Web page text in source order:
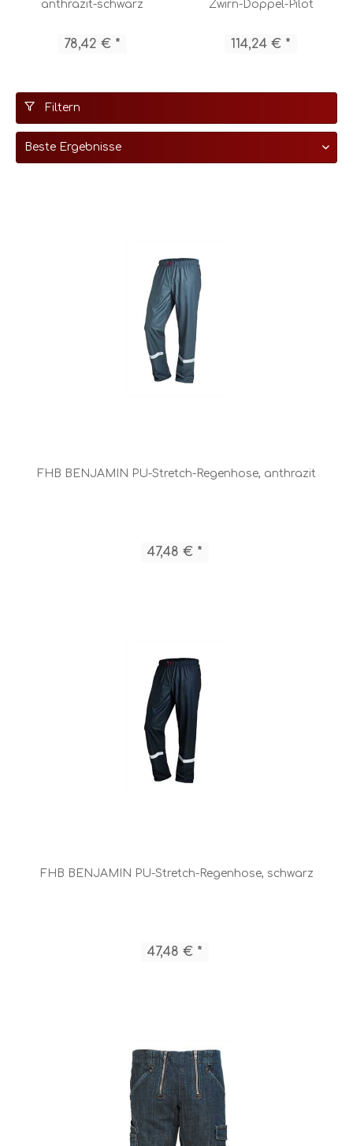
anthrazit-schwarz
78,42 € *
Zwirn-Doppel-Pilot
114,24 € *
Filtern
FHB BENJAMIN PU-Stretch-Regenhose, anthrazit
47,48 € *
FHB BENJAMIN PU-Stretch-Regenhose, schwarz
47,48 € *